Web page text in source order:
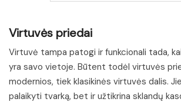
Virtuvės priedai
Virtuvė tampa patogi ir funkcionali tada,
yra savo vietoje. Būtent todėl virtuvės
modernios, tiek klasikinės virtuvės dalis.
palaikyti tvarką, bet ir užtikrina sklandų